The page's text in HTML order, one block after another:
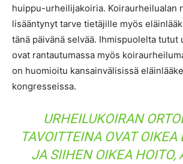
huippu-urheilijakoiria. Koiraurheilualan
lisääntynyt tarve tietäjille myös
tänä päivänä selvää. Ihmispuolelta tutut
ovat rantautumassa myös
on huomioitu kansainvälisissä
kongresseissa.
URHEILUKOIRAN
TAVOITTEINA OVAT OIKEA
JA SIIHEN OIKEA HOITO,